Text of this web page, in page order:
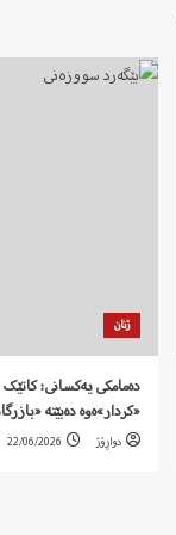
ژنان
دەمامکی یەکسانی:
«کردار»ەوە دەبێتە
دواڕۆژ 22/06/2026